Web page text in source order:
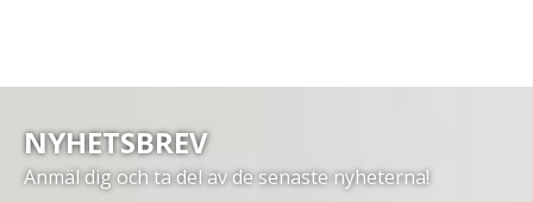
NYHETSBREV
Anmäl dig och ta del av de senaste nyheterna!